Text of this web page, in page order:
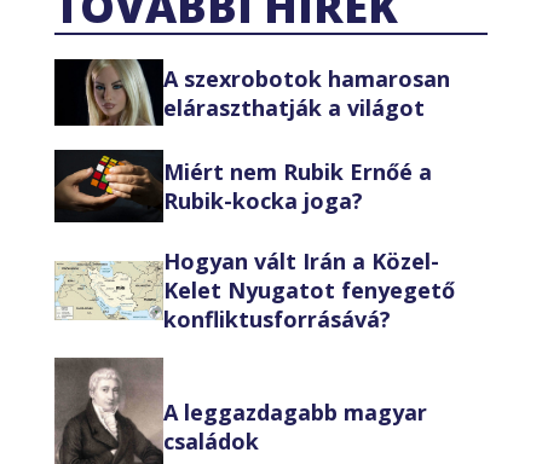
A szexrobotok hamarosan
eláraszthatják a világot
Miért nem Rubik Ernőé a
Rubik-kocka joga?
Hogyan vált Irán a Közel-
Kelet Nyugatot fenyegető
konfliktusforrásává?
A leggazdagabb magyar
családok